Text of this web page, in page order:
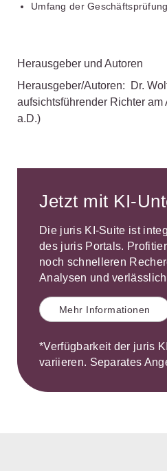
Umfang der Geschäftsprüfung
Herausgeber und Autoren
Herausgeber/Autoren:
Dr.
aufsichtsführender Richter am
a.D.)
Jetzt mit KI-
Die juris KI-Suite ist
des juris Portals.
noch schnelleren
Analysen und
Mehr Informationen
*Verfügbarkeit der juris
variieren. Separates